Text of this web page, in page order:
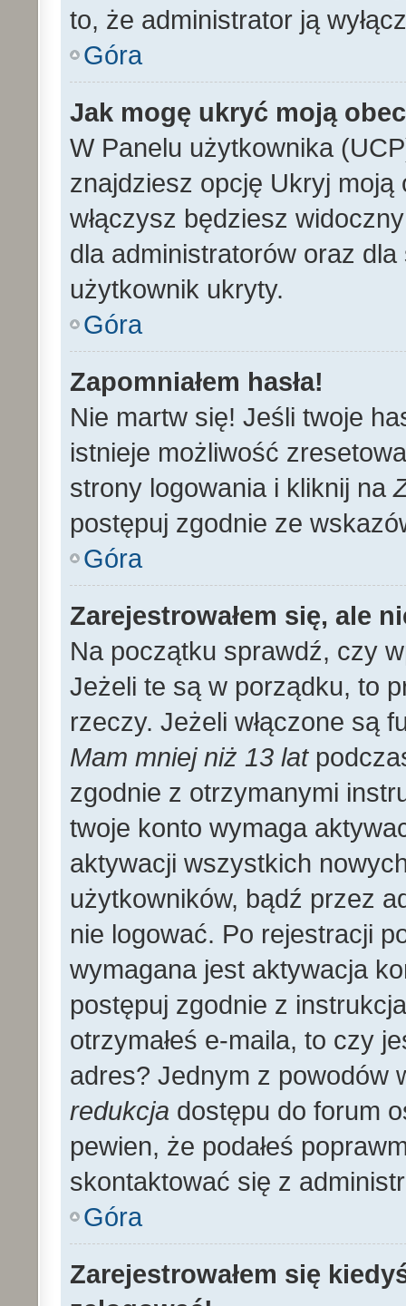
to, że administrator ją
Góra
Jak mogę ukryć moją
W Panelu użytkownika
znajdziesz opcję Ukryj
włączysz będziesz
dla administratorów oraz
użytkownik ukryty.
Góra
Zapomniałem hasła!
Nie martw się! Jeśli twoje
istnieje możliwość
strony logowania i kliknij na
postępuj zgodnie ze
Góra
Zarejestrowałem się, ale
Na początku sprawdź, czy
Jeżeli te są w porządku, to
rzeczy. Jeżeli włączone są
Mam mniej niż 13 lat
zgodnie z otrzymanymi
twoje konto wymaga
aktywacji wszystkich
użytkowników, bądź przez
nie logować. Po rejestracji
wymagana jest aktywacja
postępuj zgodnie z
otrzymałeś e-maila, to czy
adres? Jednym z powodów
redukcja dostępu do forum
pewien, że podałeś
skontaktować się z
Góra
Zarejestrowałem się